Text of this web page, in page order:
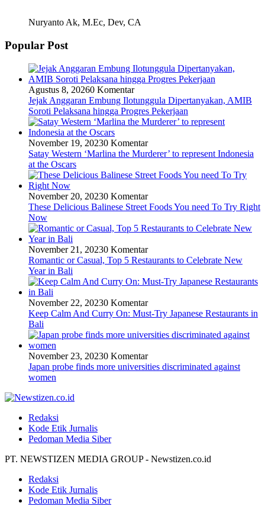
Nuryanto Ak, M.Ec, Dev, CA
Popular Post
Agustus 8, 20260 Komentar
Jejak Anggaran Embung Ilotunggula Dipertanyakan, AMIB
Soroti Pelaksana hingga Progres Pekerjaan
November 19, 20230 Komentar
Satay Western ‘Marlina the Murderer’ to represent Indonesia
at the Oscars
November 20, 20230 Komentar
These Delicious Balinese Street Foods You need To Try Right
Now
November 21, 20230 Komentar
Romantic or Casual, Top 5 Restaurants to Celebrate New
Year in Bali
November 22, 20230 Komentar
Keep Calm And Curry On: Must-Try Japanese Restaurants in
Bali
November 23, 20230 Komentar
Japan probe finds more universities discriminated against
women
Redaksi
Kode Etik Jurnalis
Pedoman Media Siber
PT. NEWSTIZEN MEDIA GROUP - Newstizen.co.id
Redaksi
Kode Etik Jurnalis
Pedoman Media Siber